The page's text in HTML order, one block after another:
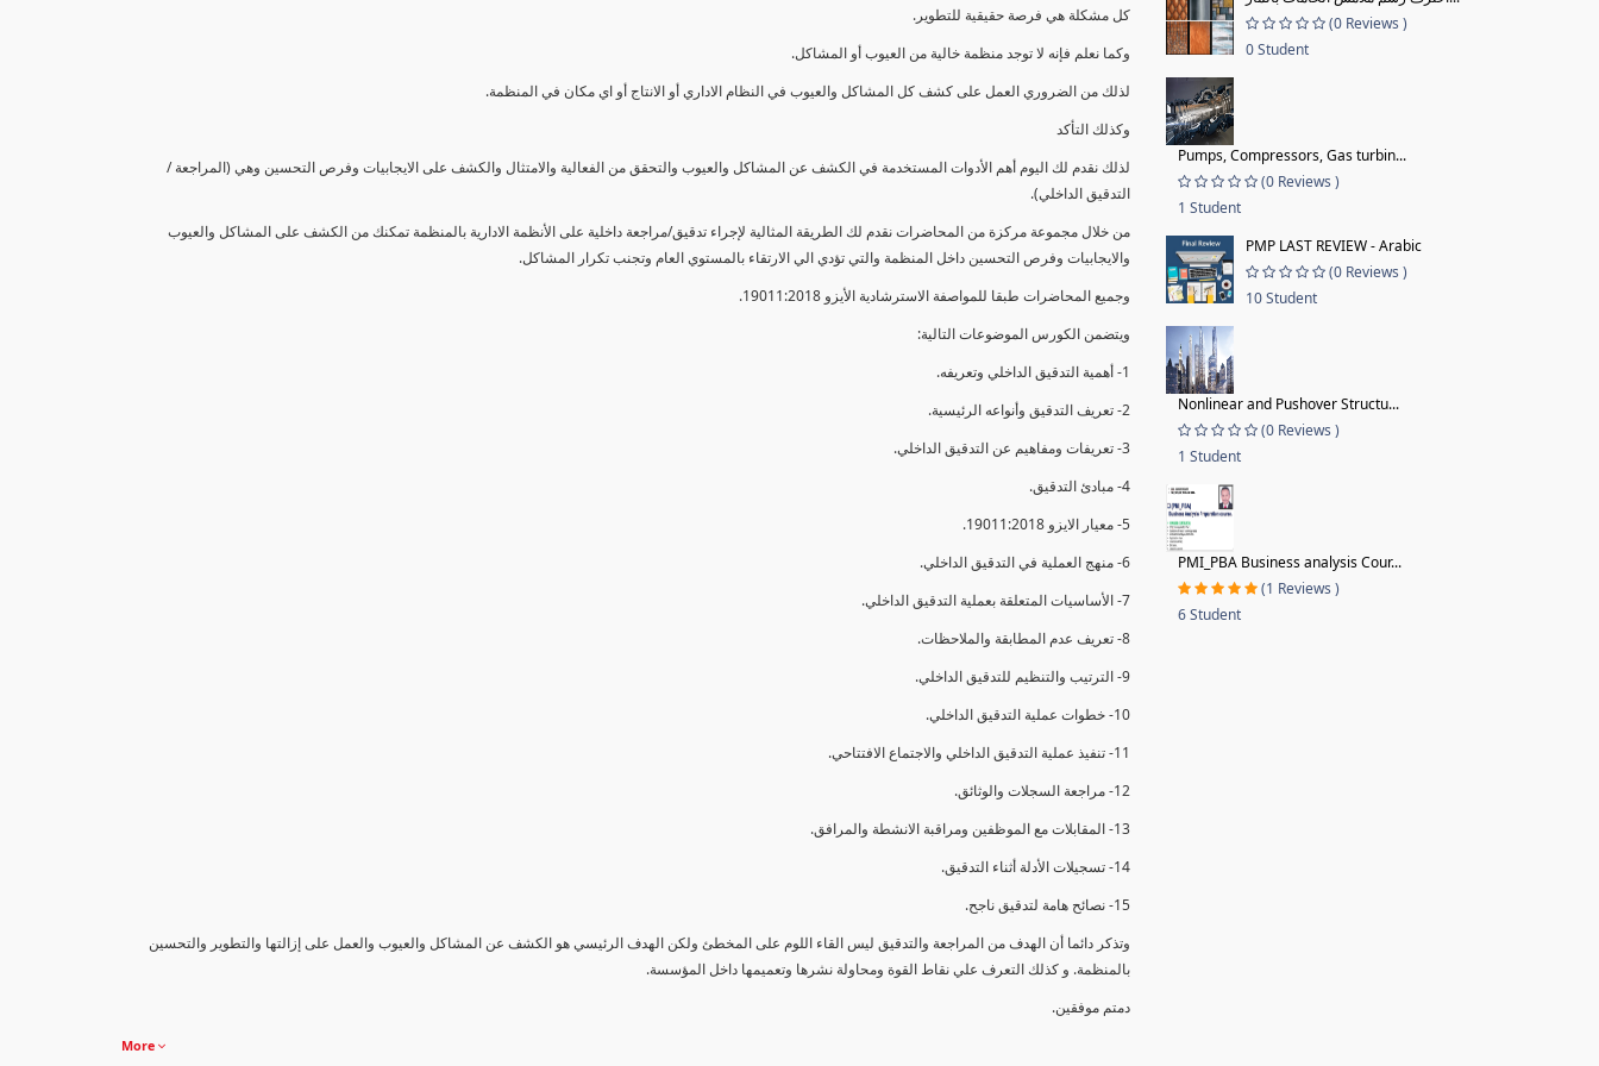
كل مشكلة هي فرصة حقيقية للتطوير.
وكما نعلم فإنه لا توجد منظمة خالية من العيوب أو المشاكل.
لذلك من الضروري العمل على كشف كل المشاكل والعيوب في النظام الاداري أو الانتاج أو اي مكان في المنظمة.
وكذلك التأكد
لذلك نقدم لك اليوم أهم الأدوات المستخدمة في الكشف عن المشاكل والعيوب والتحقق من الفعالية والامتثال والكشف على الايجابيات وفرص التحسين وهي (المراجعة /
التدقيق الداخلي).
من خلال مجموعة مركزة من المحاضرات نقدم لك الطريقة المثالية لإجراء تدقيق/مراجعة داخلية على الأنظمة الادارية بالمنظمة تمكنك من الكشف على المشاكل والعيوب
والايجابيات وفرص التحسين داخل المنظمة والتي تؤدي الي الارتقاء بالمستوي العام وتجنب تكرار المشاكل.
وجميع المحاضرات طبقا للمواصفة الاسترشادية الأيزو 19011:2018.
ويتضمن الكورس الموضوعات التالية:
1- أهمية التدقيق الداخلي وتعريفه.
2- تعريف التدقيق وأنواعه الرئيسية.
3- تعريفات ومفاهيم عن التدقيق الداخلي.
4- مبادئ التدقيق.
5- معيار الايزو 19011:2018.
6- منهج العملية في التدقيق الداخلي.
7- الأساسيات المتعلقة بعملية التدقيق الداخلي.
8- تعريف عدم المطابقة والملاحظات.
9- الترتيب والتنظيم للتدقيق الداخلي.
10- خطوات عملية التدقيق الداخلي.
11- تنفيذ عملية التدقيق الداخلي والاجتماع الافتتاحي.
12- مراجعة السجلات والوثائق.
13- المقابلات مع الموظفين ومراقبة الانشطة والمرافق.
14- تسجيلات الأدلة أثناء التدقيق.
15- نصائح هامة لتدقيق ناجح.
وتذكر دائما أن الهدف من المراجعة والتدقيق ليس القاء اللوم على المخطئ ولكن الهدف الرئيسي هو الكشف عن المشاكل والعيوب والعمل على إزالتها والتطوير والتحسين
بالمنظمة. و كذلك التعرف علي نقاط القوة ومحاولة نشرها وتعميمها داخل المؤسسة.
دمتم موفقين.
More
(0 Reviews )
0 Student
Pumps, Compressors, Gas turbin...
(0 Reviews )
1 Student
PMP LAST REVIEW - Arabic
(0 Reviews )
10 Student
Nonlinear and Pushover Structu...
(0 Reviews )
1 Student
PMI_PBA Business analysis Cour...
(1 Reviews )
6 Student